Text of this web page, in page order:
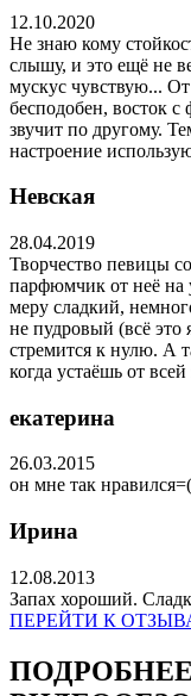
12.10.2020
Не знаю кому
слышу, и это ещё не
мускус чувствую...
бесподобен, восток
звучит по другому.
настроение
Невская
28.04.2019
Творчество певицы
парфюмчик от неё на
меру сладкий,
не пудровый (всё это
стремится к нулю. А
когда устаёшь от
екатерина
26.03.2015
он мне так
Ирина
12.08.2013
Запах хороший.
ПЕРЕЙТИ К